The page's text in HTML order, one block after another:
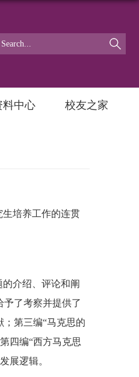
料中心 校友之家
培养工作的连贯
介绍、评论和阐
予了考察并提供了
第三编“马克思的
四编“西方马克思
展逻辑。